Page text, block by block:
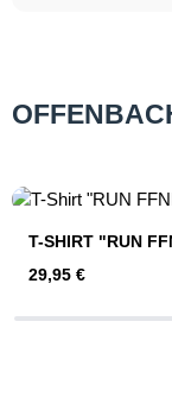
T-SHIRT "RUN
Regulärer Preis:
29,95 €